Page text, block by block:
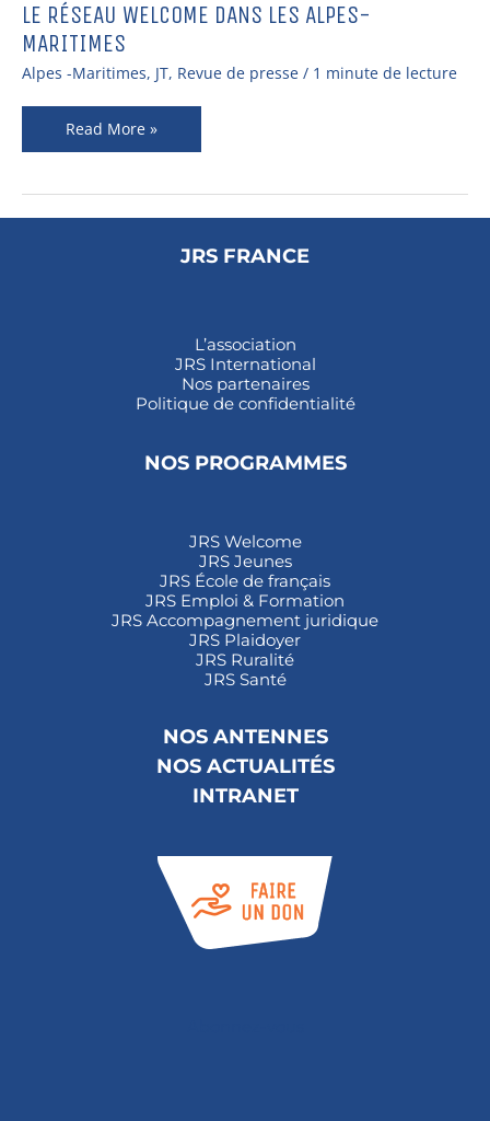
LE RÉSEAU WELCOME DANS LES ALPES-
MARITIMES
Alpes -Maritimes, JT, Revue de presse / 1 minute de lecture
LE
RÉSEAU
DANS
LES
ALPES-
MARITIMES
Read More »
JRS FRANCE
L’association
JRS International
Nos partenaires
Politique de confidentialité
NOS PROGRAMMES
JRS Welcome
JRS Jeunes
JRS École de français
JRS Emploi & Formation
JRS Accompagnement juridique
JRS Plaidoyer
JRS Ruralité
JRS Santé
NOS ANTENNES
NOS ACTUALITÉS
INTRANET